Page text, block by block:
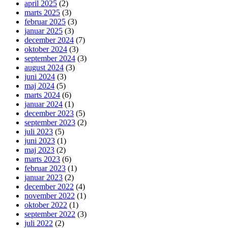
april 2025 (2)
marts 2025 (3)
februar 2025 (3)
januar 2025 (3)
december 2024 (7)
oktober 2024 (3)
september 2024 (3)
august 2024 (3)
juni 2024 (3)
maj 2024 (5)
marts 2024 (6)
januar 2024 (1)
december 2023 (5)
september 2023 (2)
juli 2023 (5)
juni 2023 (1)
maj 2023 (2)
marts 2023 (6)
februar 2023 (1)
januar 2023 (2)
december 2022 (4)
november 2022 (1)
oktober 2022 (1)
september 2022 (3)
juli 2022 (2)